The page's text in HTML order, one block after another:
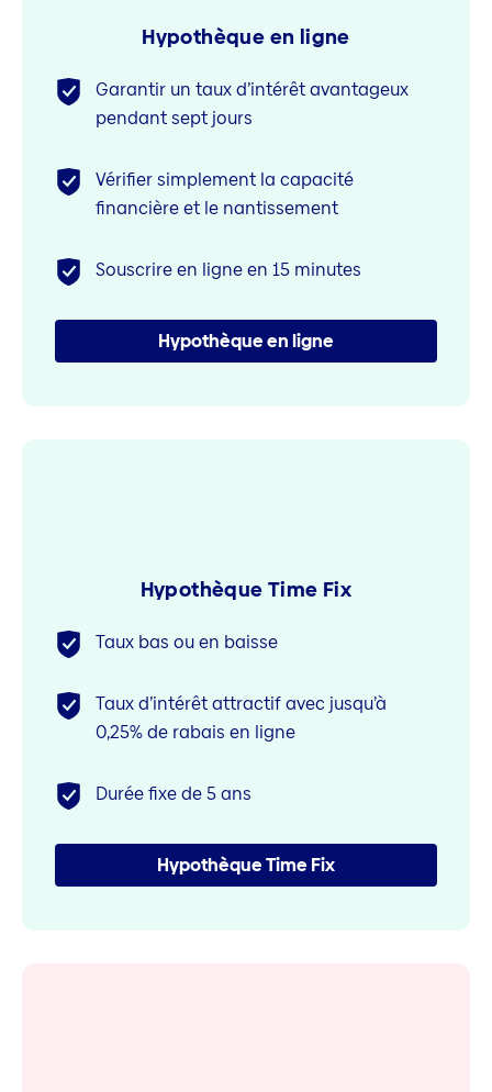
Hypothèque en ligne
Garantir un taux d’intérêt avantageux
pendant sept jours
Vérifier simplement la capacité
financière et le nantissement
Souscrire en ligne en 15 minutes
Hypothèque en ligne
Hypothèque Time Fix
Taux bas ou en baisse
Taux d’intérêt attractif avec jusqu’à
0,25% de rabais en ligne
Durée fixe de 5 ans
Hypothèque Time Fix